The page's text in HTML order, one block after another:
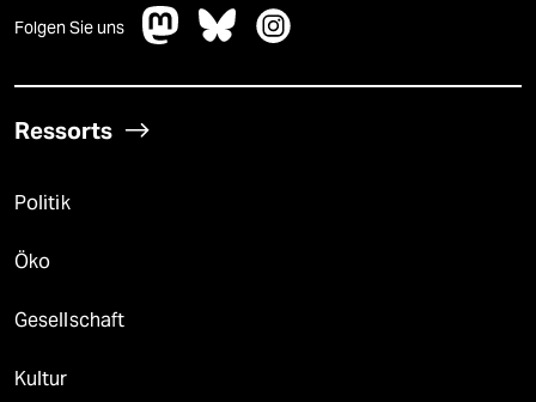
Folgen Sie uns
Ressorts
Politik
Öko
Gesellschaft
Kultur